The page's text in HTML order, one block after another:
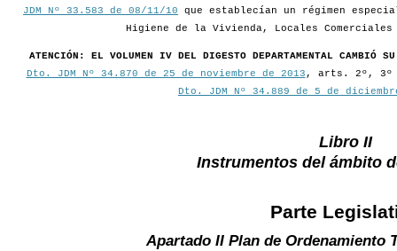
JDM Nº 33.583 de 08/11/10 que establecían un régimen
Higiene de la Vivienda, Locales
ATENCIÓN: EL VOLUMEN IV DEL DIGESTO DEPARTAMENTAL CAMBIÓ
Dto. JDM Nº 34.870 de 25 de noviembre de 2013 , arts. 2º, 3º
Dto. JDM Nº 34.889 de 5 de
Libro II
Instrumentos del ámbito
Parte
Apartado II Plan de Ordenamiento